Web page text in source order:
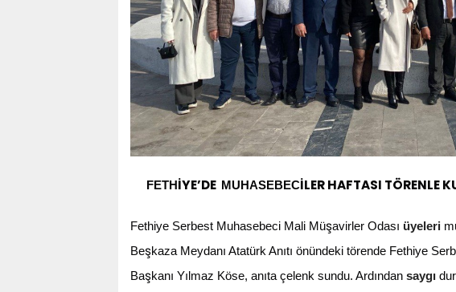
FETHİYE’DE MUHASEBECİLER HAFTASI TÖRENLE
Fethiye Serbest Muhasebeci Mali Müşavirler Odası üyeleri
Beşkaza Meydanı Atatürk Anıtı önündeki törende Fethiye
Başkanı Yılmaz Köse, anıta çelenk sundu. Ardından saygı